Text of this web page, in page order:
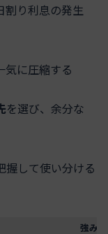
割り利息の発生
気に圧縮する
を選び、余分な
握して使い分ける
強み